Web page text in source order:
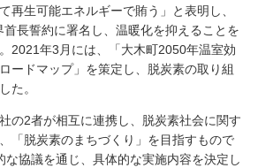
再生可能エネルギーで賄う」と表明し、
長誓約に署名し、温暖化を抑えることを
2021年3月には、「大木町2050年温室効
ードマップ」を策定し、脱炭素の取り組
た。
の2者が相互に連携し、脱炭素社会に関す
「脱炭素のまちづくり」を目指すもので
な協議を通じ、具体的な実施内容を決定し